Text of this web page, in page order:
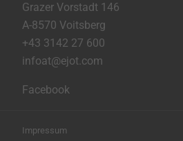
Grazer Vorstadt 146
A-8570 Voitsberg
+43 3142 27 600
infoat@ejot.com
Facebook
Impressum